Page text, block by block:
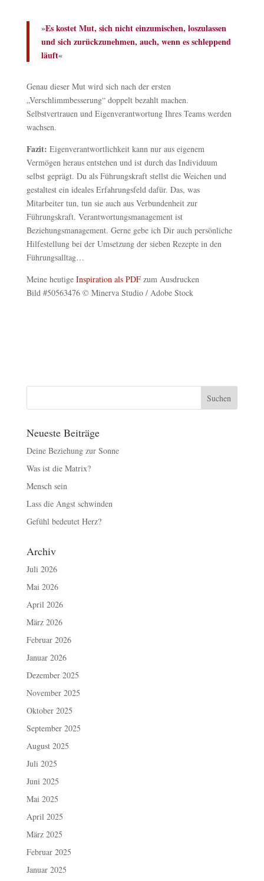
»Es kostet Mut, sich nicht einzumischen, loszulassen
und sich zurückzunehmen, auch, wenn es schleppend
läuft«
Genau dieser Mut wird sich nach der ersten
„Verschlimmbesserung“ doppelt bezahlt machen.
Selbstvertrauen und Eigenverantwortung Ihres Teams werden
wachsen.
Fazit: Eigenverantwortlichkeit kann nur aus eigenem
Vermögen heraus entstehen und ist durch das Individuum
selbst geprägt. Du als Führungskraft stellst die Weichen und
gestaltest ein ideales Erfahrungsfeld dafür. Das, was
Mitarbeiter tun, tun sie auch aus Verbundenheit zur
Führungskraft. Verantwortungsmanagement ist
Beziehungsmanagement. Gerne gebe ich Dir auch persönliche
Hilfestellung bei der Umsetzung der sieben Rezepte in den
Führungsalltag…
Meine heutige Inspiration als PDFzum Ausdrucken
Bild #50563476 © Minerva Studio / Adobe Stock
Neueste Beiträge
Deine Beziehung zur Sonne
Was ist die Matrix?
Mensch sein
Lass die Angst schwinden
Gefühl bedeutet Herz?
Archiv
Juli 2026
Mai 2026
April 2026
März 2026
Februar 2026
Januar 2026
Dezember 2025
November 2025
Oktober 2025
September 2025
August 2025
Juli 2025
Juni 2025
Mai 2025
April 2025
März 2025
Februar 2025
Januar 2025